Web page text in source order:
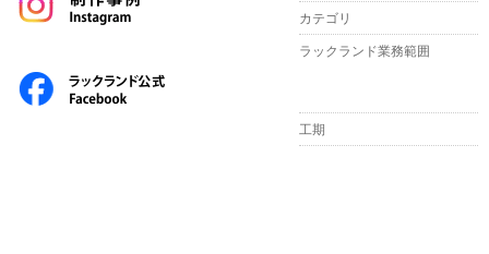
カテゴリ
ラックランド業務範囲
工期